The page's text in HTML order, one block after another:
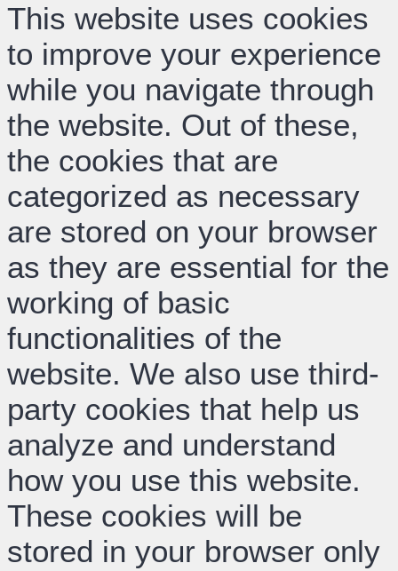
This website uses cookies
to improve your experience
while you navigate through
the website. Out of these,
the cookies that are
categorized as necessary
are stored on your browser
as they are essential for the
working of basic
functionalities of the
website. We also use third-
party cookies that help us
analyze and understand
how you use this website.
These cookies will be
stored in your browser only